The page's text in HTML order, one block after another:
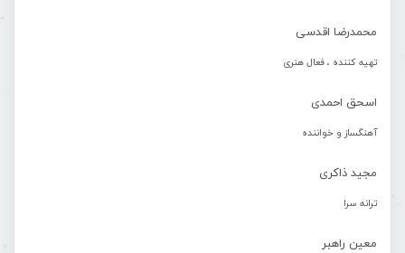
محمدرضا اقدسی
تهیه کننده ، فعال هنری
اسحق احمدی
آهنگساز و خواننده
مجید ذاکری
ترانه سرا
معین راهبر